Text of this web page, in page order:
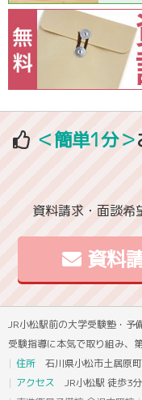
＜簡単1分＞
資料請求・面談希
資料
JR小松駅前の大学受験塾・予
受験指導に本気で取り組み、
住所 石川県小松市土居原
アクセス JR小松駅 徒歩3分